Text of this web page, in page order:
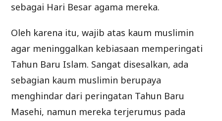
sebagai Hari Besar agama mereka.
Oleh karena itu, wajib atas kaum muslimin
agar meninggalkan kebiasaan memperingati
Tahun Baru Islam. Sangat disesalkan, ada
sebagian kaum muslimin berupaya
menghindar dari peringatan Tahun Baru
Masehi, namun mereka terjerumus pada